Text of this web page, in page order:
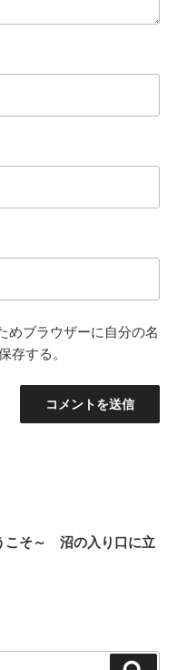
めブラウザーに自分の名
存する。
こそ～ 沼の入り口に立